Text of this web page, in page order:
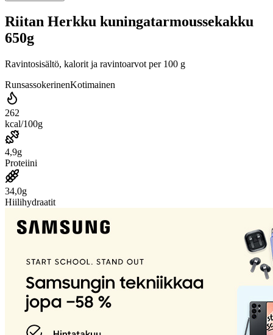
Riitan Herkku kuningatarmoussekakku
650g
Ravintosisältö, kalorit ja ravintoarvot per 100 g
RunsassokerinenKotimainen
262
kcal/100g
4,9g
Proteiini
34,0g
Hiilihydraatit